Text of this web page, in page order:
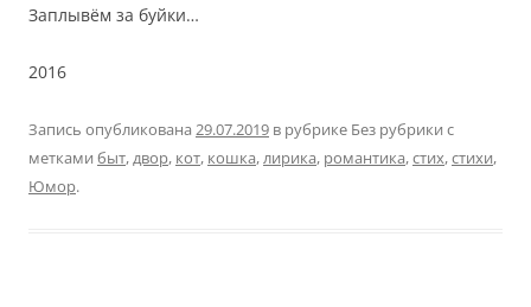
Заплывём за буйки…
2016
Запись опубликована 29.07.2019 в рубрике Без рубрики с
метками быт,двор, кот, кошка,лирика, романтика,стих,стихи,
Юмор.